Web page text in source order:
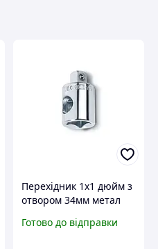
Перехідник 1х1 дюйм з
отвором 34мм метал
Готово до відправки